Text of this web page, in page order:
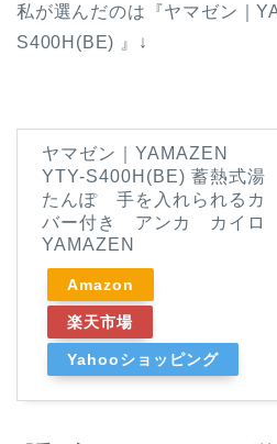
私が選んだのは『ヤマゼン｜
S400H(BE) 』↓
ヤマゼン｜YAMAZEN
YTY-S400H(BE) 蓄熱式湯
たんぽ 手を入れられるカ
バー付き アンカ カイロ
YAMAZEN
Amazon
楽天市場
Yahooショッピング